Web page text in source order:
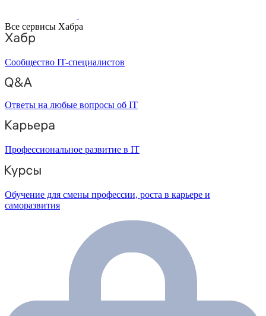
Все сервисы Хабра
Сообщество IT-специалистов
Ответы на любые вопросы об IT
Профессиональное развитие в IT
Обучение для смены профессии, роста в карьере и
саморазвития